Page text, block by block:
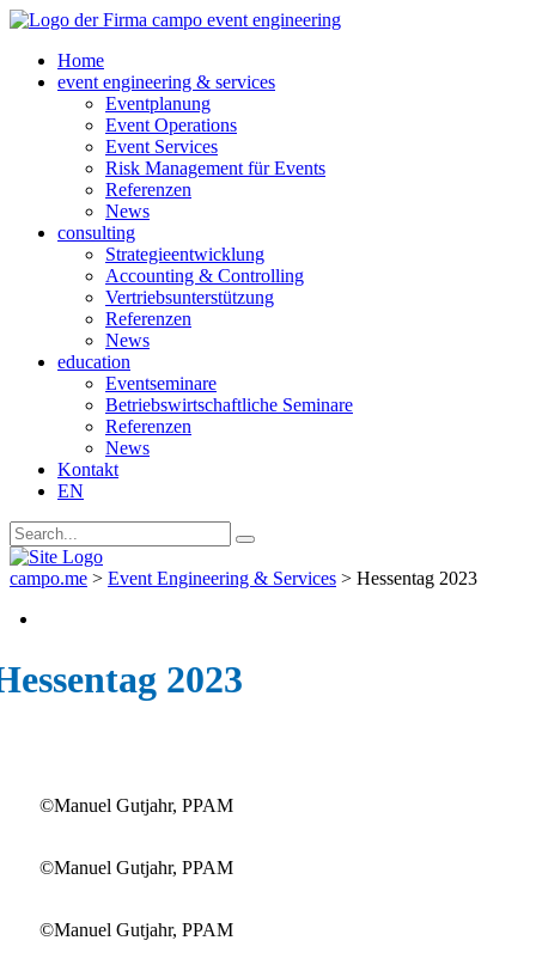
Home
event engineering & services
Eventplanung
Event Operations
Event Services
Risk Management für Events
Referenzen
News
consulting
Strategieentwicklung
Accounting & Controlling
Vertriebsunterstützung
Referenzen
News
education
Eventseminare
Betriebswirtschaftliche Seminare
Referenzen
News
Kontakt
EN
campo.me > Event Engineering & Services > Hessentag 2023
2023
©Manuel Gutjahr, PPAM
©Manuel Gutjahr, PPAM
©Manuel Gutjahr, PPAM